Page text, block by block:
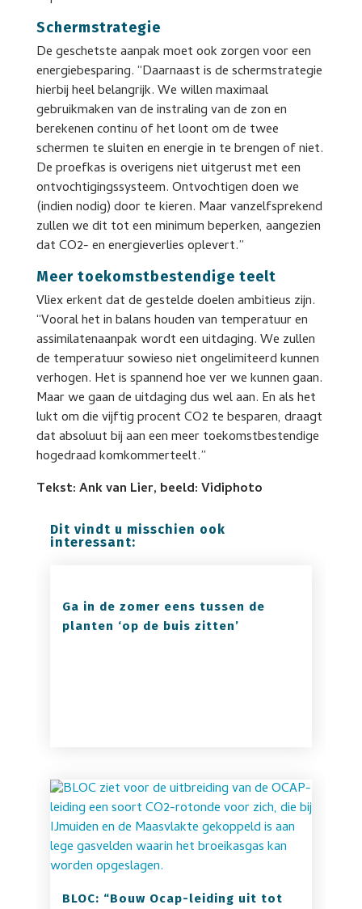
Schermstrategie
De geschetste aanpak moet ook zorgen voor een
energiebesparing. “Daarnaast is de schermstrategie
hierbij heel belangrijk. We willen maximaal
gebruikmaken van de instraling van de zon en
berekenen continu of het loont om de twee
schermen te sluiten en energie in te brengen of niet.
De proefkas is overigens niet uitgerust met een
ontvochtigingssysteem. Ontvochtigen doen we
(indien nodig) door te kieren. Maar vanzelfsprekend
zullen we dit tot een minimum beperken, aangezien
dat CO2- en energieverlies oplevert.”
Meer toekomstbestendige teelt
Vliex erkent dat de gestelde doelen ambitieus zijn.
“Vooral het in balans houden van temperatuur en
assimilatenaanpak wordt een uitdaging. We zullen
de temperatuur sowieso niet ongelimiteerd kunnen
verhogen. Het is spannend hoe ver we kunnen gaan.
Maar we gaan de uitdaging dus wel aan. En als het
lukt om die vijftig procent CO2 te besparen, draagt
dat absoluut bij aan een meer toekomstbestendige
hogedraad komkommerteelt.”
Tekst: Ank van Lier, beeld: Vidiphoto
Dit vindt u misschien ook
interessant:
Ga in de zomer eens tussen de
planten ‘op de buis zitten’
BLOC: “Bouw Ocap-leiding uit tot